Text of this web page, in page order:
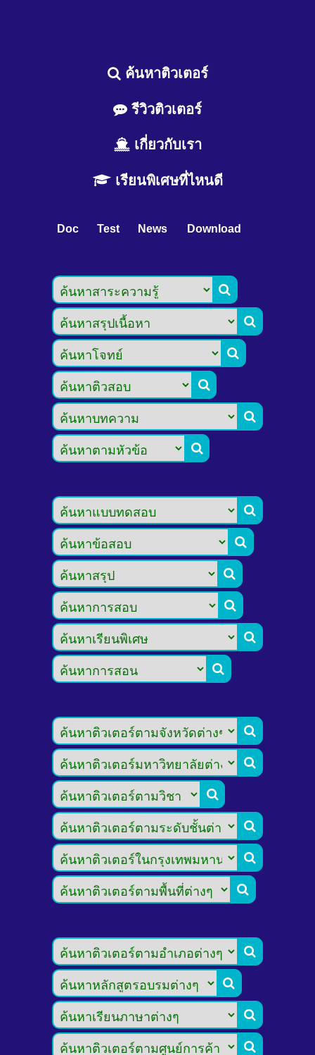
ค้นหาติวเตอร์
รีวิวติวเตอร์
เกี่ยวกับเรา
เรียนพิเศษที่ไหนดี
Doc Test News Download





















